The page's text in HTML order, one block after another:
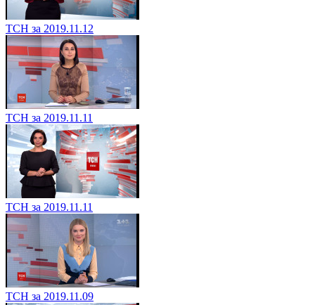
ТСН за 2019.11.12
ТСН за 2019.11.11
ТСН за 2019.11.11
ТСН за 2019.11.09